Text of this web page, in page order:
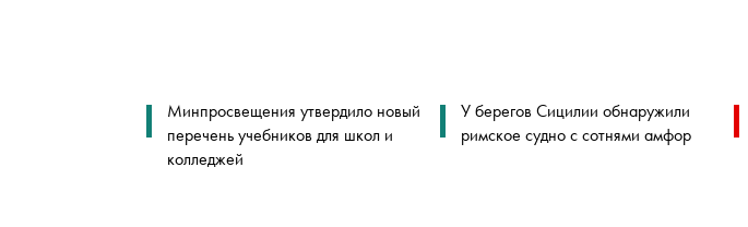
Минпросвещения утвердило новый
перечень учебников для школ и
колледжей
У берегов Сицилии обнаружили
римское судно с сотнями амфор